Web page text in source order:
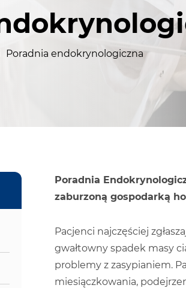
Poradnia endokrynologiczna
Poradnia
zaburzoną gospodarką
Pacjenci najczęściej
gwałtowny spadek masy
problemy z zasypianiem.
miesiączkowania,